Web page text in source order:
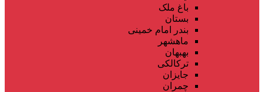
باغ ملک
بستان
بندر امام خمینی
ماهشهر
بهبهان
ترکالکی
جایزان
چمران